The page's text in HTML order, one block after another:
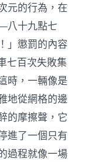
元的行為，在
八十九點七
」懲罰的內容
七百次失敗集
時，一輛像是
地從網格的邊
的摩擦聲，它
進了一個只有
過程就像一場